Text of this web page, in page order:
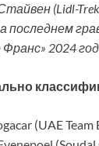
(Lidl-
последнем
2024
(UAE